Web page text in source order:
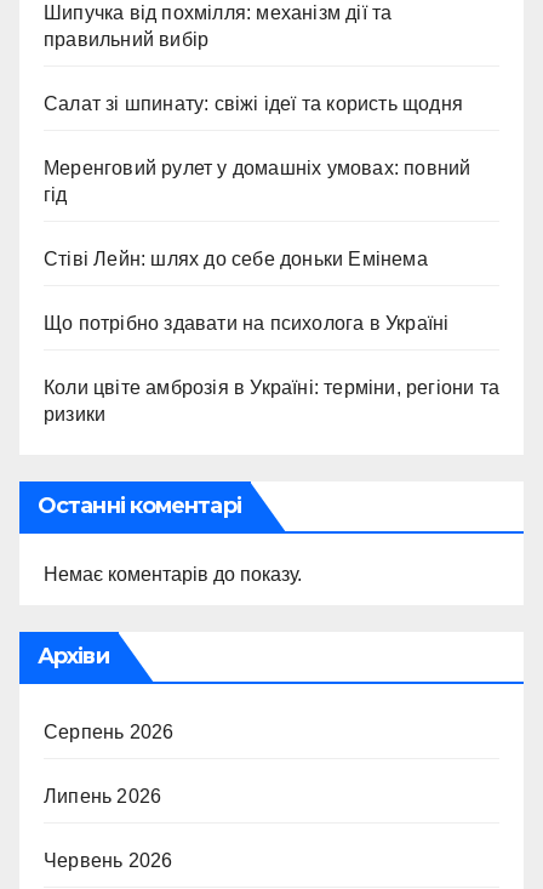
Шипучка від похмілля: механізм дії та
правильний вибір
Салат зі шпинату: свіжі ідеї та користь щодня
Меренговий рулет у домашніх умовах: повний
гід
Стіві Лейн: шлях до себе доньки Емінема
Що потрібно здавати на психолога в Україні
Коли цвіте амброзія в Україні: терміни, регіони та
ризики
Останні коментарі
Немає коментарів до показу.
Архіви
Серпень 2026
Липень 2026
Червень 2026